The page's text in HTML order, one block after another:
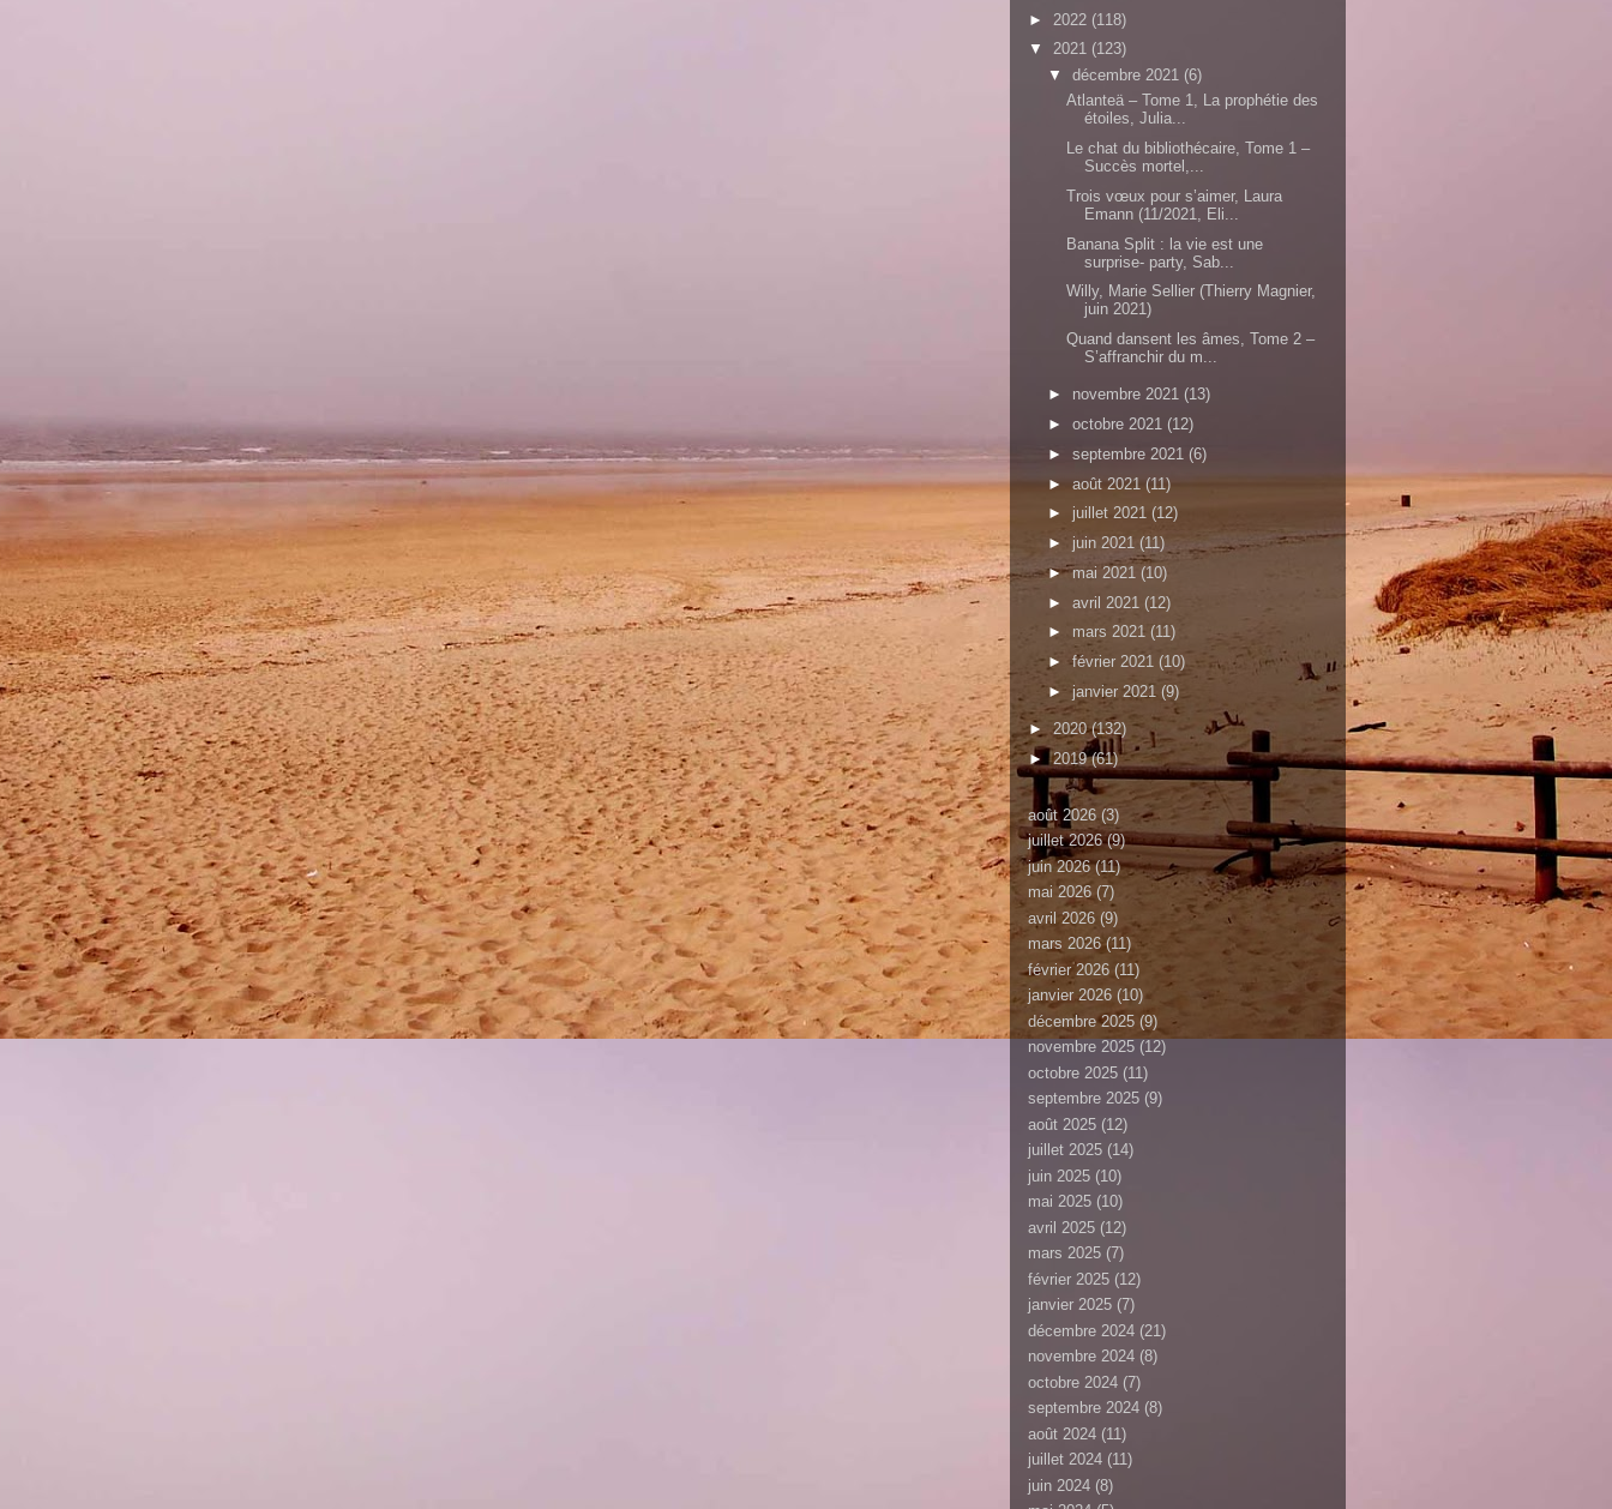
► 2022 (118)
▼ 2021 (123)
▼ décembre 2021 (6)
Atlanteä – Tome 1, La prophétie des
étoiles, Julia...
Le chat du bibliothécaire, Tome 1 –
Succès mortel,...
Trois vœux pour s’aimer, Laura
Emann (11/2021, Eli...
Banana Split : la vie est une
surprise- party, Sab...
Willy, Marie Sellier (Thierry Magnier,
juin 2021)
Quand dansent les âmes, Tome 2 –
S’affranchir du m...
► novembre 2021 (13)
► octobre 2021 (12)
► septembre 2021 (6)
► août 2021 (11)
► juillet 2021 (12)
► juin 2021 (11)
►mai 2021 (10)
► avril 2021 (12)
► mars 2021 (11)
►février 2021 (10)
► janvier 2021 (9)
► 2020(132)
►2019(61)
août 2026(3)
juillet 2026(9)
juin 2026(11)
mai 2026 (7)
avril 2026 (9)
mars 2026 (11)
février 2026 (11)
janvier 2026 (10)
décembre 2025 (9)
novembre 2025 (12)
octobre 2025 (11)
septembre 2025 (9)
août 2025 (12)
juillet 2025 (14)
juin 2025 (10)
mai 2025 (10)
avril 2025 (12)
mars 2025 (7)
février 2025 (12)
janvier 2025 (7)
décembre 2024 (21)
novembre 2024 (8)
octobre 2024 (7)
septembre 2024 (8)
août 2024 (11)
juillet 2024 (11)
juin 2024 (8)